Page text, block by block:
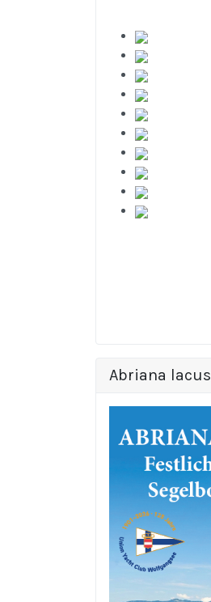
Abriana